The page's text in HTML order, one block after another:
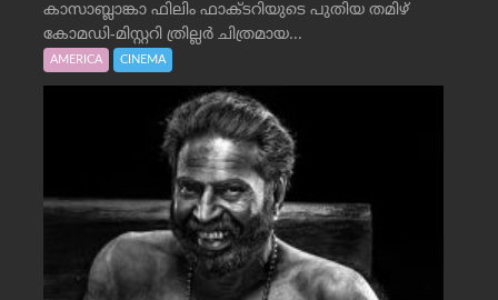
കാസാബ്ലാങ്കാ ഫിലിം ഫാക്ടറിയുടെ പുതിയ തമിഴ്
കോമഡി-മിസ്റ്ററി ത്രില്ലർ ചിത്രമായ...
AMERICA CINEMA